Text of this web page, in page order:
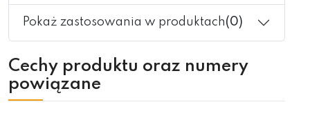
Pokaż zastosowania w produktach(0)
Cechy produktu oraz numery
powiązane